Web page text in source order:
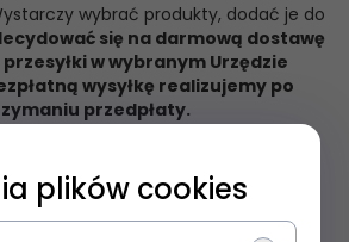
wybrać produkty, dodać je do
się na darmową dostawę
w wybranym Urzędzie
wysyłkę realizujemy po
przedpłaty.
plików cookies